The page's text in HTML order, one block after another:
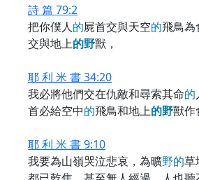
詩 篇 79:2
把你僕人的屍首交與天空的飛鳥為
交與地上的野獸，
耶 利 米 書 34:20
我必將他們交在仇敵和尋索其命的
首必給空中的飛鳥和地上的野獸作
耶 利 米 書 9:10
我要為山嶺哭泣悲哀，為曠野的草